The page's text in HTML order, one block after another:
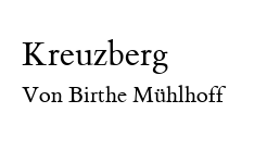
Kreuzberg
Von Birthe Mühlhoff